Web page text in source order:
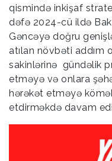
qismində inkişaf
dəfə 2024-cü ildə
Gəncəyə doğru
atılan növbəti addım
sakinlərinə gündəlik
etməyə və onlara
hərəkət etməyə
etdirməkdə davam